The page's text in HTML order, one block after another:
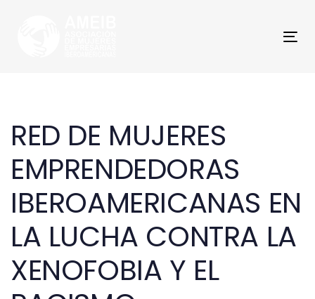
RED DE MUJERES
EMPRENDEDORAS
IBEROAMERICANAS EN
LA LUCHA CONTRA LA
XENOFOBIA Y EL
navigation